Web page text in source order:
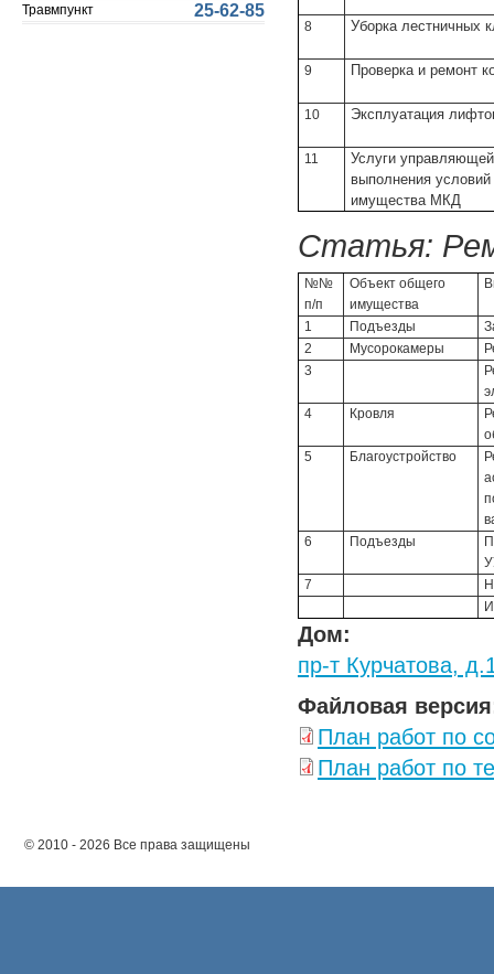
Травмпункт 25-62-85
8 Уборка лестничных
9 Проверка и ремонт
10 Эксплуатация
11
Услуги
выполнения
имущества МКД
Статья:
№№
п/п
Объект общего
имущества
1 Подъезды
2
Мусорокамеры
3
4
Кровля
5
Благоустройство
6
Подъезды
7
Дом:
пр-т Курчатова,
Файловая
План работ по
План работ по
© 2010 - 2026 Все права защищены